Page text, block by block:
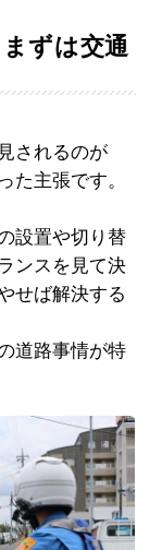
ずは交通
されるのが
た主張です。
設置や切り替
ンスを見て決
せば解決する
道路事情が特